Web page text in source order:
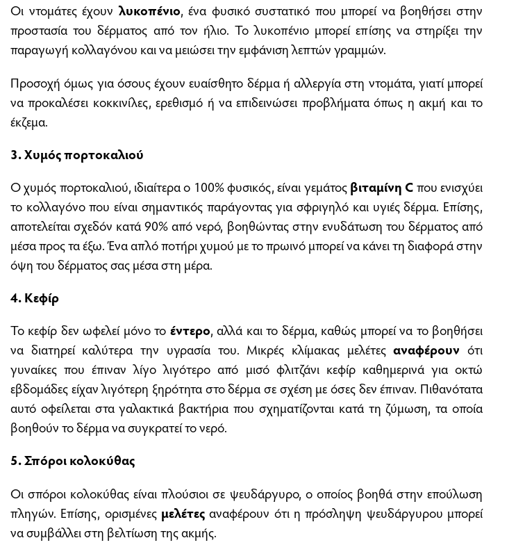
Οι ντομάτες έχουνλυκοπένιο, ένα φυσικό συστατικό που μπορεί να βοηθήσει στην
προστασία του δέρματος από τον ήλιο. Το λυκοπένιο μπορεί επίσης να στηρίξει την
παραγωγή κολλαγόνου και να μειώσει την εμφάνιση λεπτών γραμμών.
Προσοχή όμως για όσους έχουν ευαίσθητο δέρμα ή αλλεργία στη ντομάτα, γιατί μπορεί
να προκαλέσει κοκκινίλες, ερεθισμό ή να επιδεινώσει προβλήματα όπως η ακμή και το
έκζεμα.
3. Χυμός πορτοκαλιού
Ο χυμός πορτοκαλιού, ιδιαίτερα ο 100% φυσικός, είναι γεμάτοςβιταμίνη Cπου ενισχύει
το κολλαγόνο που είναι σημαντικός παράγοντας για σφριγηλό και υγιές δέρμα. Επίσης,
αποτελείται σχεδόν κατά 90% από νερό, βοηθώντας στην ενυδάτωση του δέρματος από
μέσα προς τα έξω. Ένα απλό ποτήρι χυμού με το πρωινό μπορεί να κάνει τη διαφορά στην
όψη του δέρματος σας μέσα στη μέρα.
4. Κεφίρ
Το κεφίρ δεν ωφελεί μόνο το έντερο, αλλά και το δέρμα, καθώς μπορεί να το βοηθήσει
να διατηρεί καλύτερα την υγρασία του. Μικρές κλίμακας μελέτεςαναφέρουν ότι
γυναίκες που έπιναν λίγο λιγότερο από μισό φλιτζάνι κεφίρ καθημερινά για οκτώ
εβδομάδες είχαν λιγότερη ξηρότητα στο δέρμα σε σχέση με όσες δεν έπιναν. Πιθανότατα
αυτό οφείλεται στα γαλακτικά βακτήρια που σχηματίζονται κατά τη ζύμωση, τα οποία
βοηθούν το δέρμα να συγκρατεί το νερό.
5. Σπόροι κολοκύθας
Οι σπόροι κολοκύθας είναι πλούσιοι σε ψευδάργυρο, ο οποίος βοηθά στην επούλωση
πληγών. Επίσης, ορισμένες μελέτες αναφέρουν ότι η πρόσληψη ψευδάργυρου μπορεί
να συμβάλλει στη βελτίωση της ακμής.